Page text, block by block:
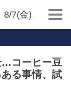
8/7(金)
…コーヒー豆
る事情、試